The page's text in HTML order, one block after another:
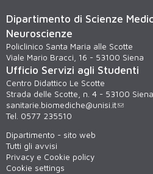
Dipartimento di Scienze
Neuroscienze
Policlinico Santa Maria alle Scotte
Viale Mario Bracci, 16 - 53100 Siena
Ufficio Servizi agli Studenti
Centro Didattico Le Scotte
Strada delle Scotte, n. 4 - 53100 Siena
sanitarie.biomediche@unisi.it
Tel. 0577 235510
Dipartimento - sito web
Tutti gli avvisi
Privacy e Cookie policy
Cookie settings